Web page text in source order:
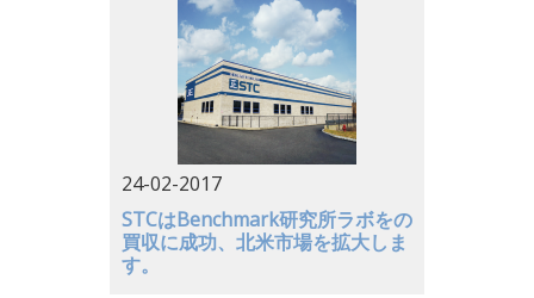
24-02-2017
STCはBenchmark研究所ラボをの
買収に成功、北米市場を拡大しま
す。